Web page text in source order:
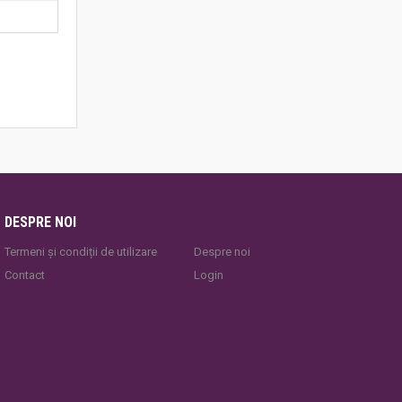
DESPRE NOI
Termeni și condiții de utilizare
Contact
Despre noi
Login